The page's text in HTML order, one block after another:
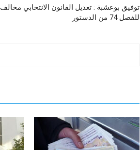
توفيق بوعشبة : تعديل القانون الانتخابي مخالف
للفصل 74 من الدستور